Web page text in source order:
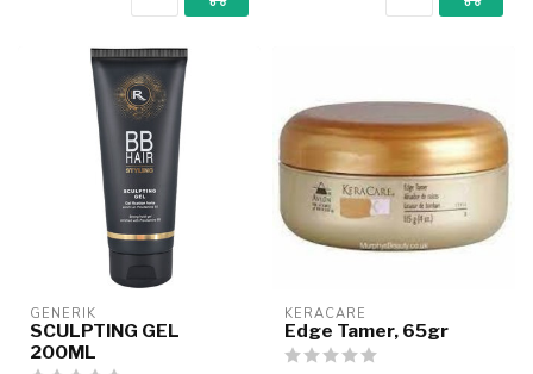
GENERIK
SCULPTING GEL
200ML
KERACARE
Edge Tamer, 65gr